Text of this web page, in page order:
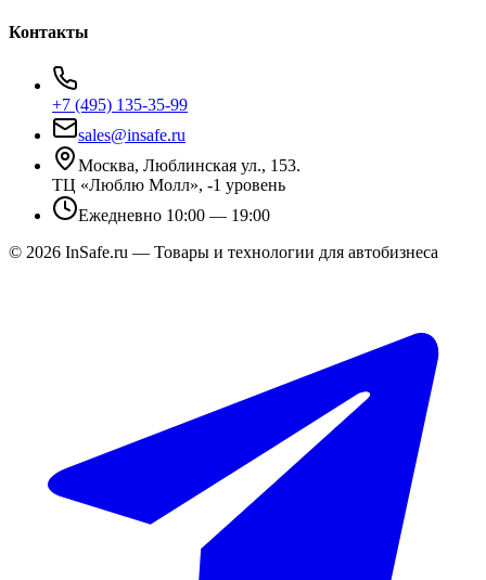
Контакты
+7 (495) 135-35-99
sales@insafe.ru
Москва, Люблинская ул., 153.
ТЦ «Люблю Молл», -1 уровень
Ежедневно 10:00 — 19:00
© 2026 InSafe.ru — Товары и технологии для автобизнеса